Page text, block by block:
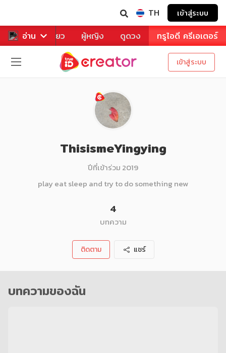
TH เข้าสู่ระบบ
อ่าน
หาร ท่องเที่ยว ผู้หญิง ดูดวง ทรูไอดี ครีเอเตอร์
เข้าสู่ระบบ
ThisismeYingying
ปีที่เข้าร่วม 2019
play eat sleep and try to do something new
4
บทความ
ติดตาม แชร์
บทความของฉัน